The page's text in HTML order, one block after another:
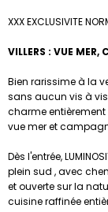
XXX EXCLUSIVITE
VILLERS : VUE
Bien rarissime à la
sans aucun vis à
charme entièrement
vue mer et
Dès l'entrée,
plein sud , avec
et ouverte sur la
cuisine raffinée